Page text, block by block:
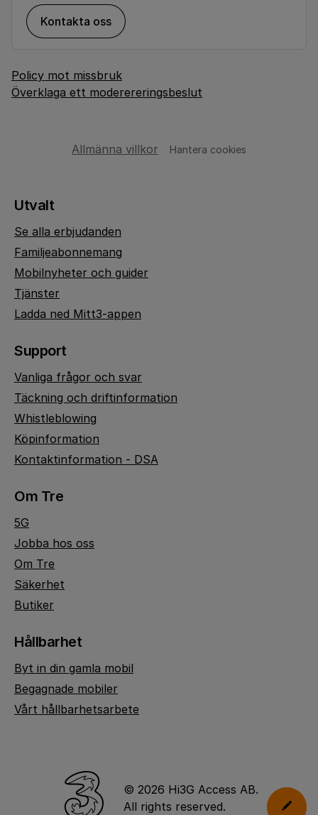
Kontakta oss
Policy mot missbruk
Överklaga ett moderereringsbeslut
Allmänna villkor Hantera cookies
Utvalt
Se alla erbjudanden
Familjeabonnemang
Mobilnyheter och guider
Tjänster
Ladda ned Mitt3-appen
Support
Vanliga frågor och svar
Täckning och driftinformation
Whistleblowing
Köpinformation
Kontaktinformation - DSA
Om Tre
5G
Jobba hos oss
Om Tre
Säkerhet
Butiker
Hållbarhet
Byt in din gamla mobil
Begagnade mobiler
Vårt hållbarhetsarbete
© 2026 Hi3G Access AB.
All rights reserved.